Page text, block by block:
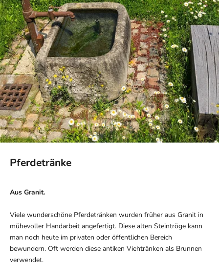
Pferdetränke
Aus Granit.
Viele wunderschöne Pferdetränken wurden früher aus Granit in
mühevoller Handarbeit angefertigt. Diese alten Steintröge kann
man noch heute im privaten oder öffentlichen Bereich
bewundern. Oft werden diese antiken Viehtränken als Brunnen
verwendet.